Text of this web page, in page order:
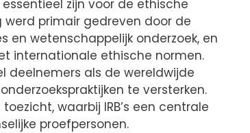
zijn voor de ethische
werd primair gedreven door de
wetenschappelijk onderzoek, en
internationale ethische normen.
deelnemers als de wereldwijde
te versterken.
waarbij IRB’s een centrale
proefpersonen.